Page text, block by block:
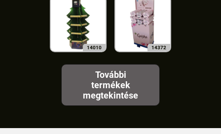
14010 14372
További
termékek
megtekintése